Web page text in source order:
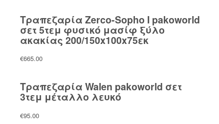
Τραπεζαρία Zerco-Sopho I pakoworld
σετ 5τεμ φυσικό μασίφ ξύλο
ακακίας 200/150x100x75εκ
€665.00
Τραπεζαρία Walen pakoworld σετ
3τεμ μέταλλο λευκό
€95.00